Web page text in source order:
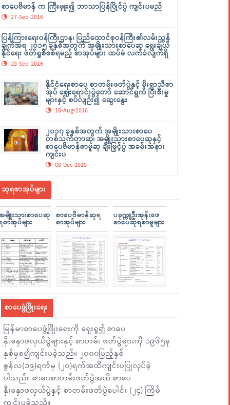
စာပေဗိမာန် က ကြီးမှူး၍ ဘာသာပြန်ပြိုင်ပွဲ ကျင်းပမည်
27-Sep-2016
ပြန်ကြားရေးဝန်ကြီးဌာန၊ ပြည်ထောင်စုဝန်ကြီး၏လမ်းညွှန်
ချက်အရ ၂၀၁၅ ခုနှစ်အတွက် အမျိုးသားစာပေဆု ရွေးချယ်
နိုင်ရေး ဖတ်ရှုစိစစ်ရမည့် စာအုပ်များ ထပ်မံ လက်ခံလျက်ရှိ
28-Sep-2016
နိုင်ငံရေးစာပေ စာတမ်းဖတ်ပွဲနှင့် မိုးရာသီစာ
အုပ် ဈေးရောင်းပွဲတော် ဆောင်ရွက် ပြီးစီးမှု
များနှင့် စပ်လျဉ်း၍ ဆွေးနွေး
18-Aug-2016
၂၀၁၇ ခုနှစ်အတွက် အမျိုးသားစာပေ
တစ်သက်တာဆု၊ အမျိုးသားစာပေဆုနှင့်
စာပေဗိမာန်စာမူဆု ချီးမြှင့်ပွဲ အခမ်းအနား
ကျင်းပ
08-Dec-2018
ဆုရစာအုပ်များ
မျိူးသားစာပေဆု
စာအုပ်များ
စာပေဗိမာန်ဆုရ
စာအုပ်များ
ပခုက္ကူဦးအုန်းဖေ
စာပေဆုရစာမူများ
စာပေဖွံ့ဖြိုးရေး
မြန်မာစာပေဖွံ့ဖြိုးရေးကို ရှေးရှု၍ စာပေ
နှီးနှောဖလှယ်ပွဲများနှင့် စာတမ်း ဖတ်ပွဲများကို ၁၉၆၅ခု
နှစ်မှစ၍ကျင်းပခဲ့သည်။ ၂၀၀၀ပြည့်နှစ်
ဇွန်လ(၁၉)ရက်မှ (၂၀)ရက်အထိကျင်းပပြုလုပ်ခဲ့
ပါသည်။ စာပေစာတမ်းဖတ်ပွဲအထိ စာပေ
နှီးနှောဖလှယ်ပွဲနှင့် စာတမ်းဖတ်ပွဲပေါင်း (၂၄) ကြိမ်